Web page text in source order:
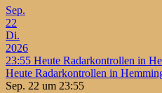
Sep.
22
Di.
2026
23:55 Heute Radarkontrollen in
Heute Radarkontrollen in
Sep. 22 um 23:55